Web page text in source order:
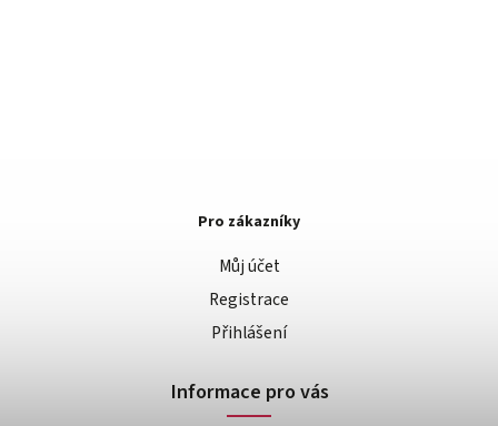
Pro zákazníky
Můj účet
Registrace
Přihlášení
Informace pro vás